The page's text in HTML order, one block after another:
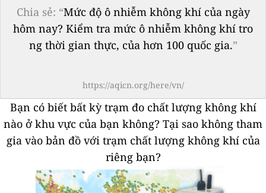
Chia sẻ: “Mức độ ô nhiễm không khí của ngày
hôm nay? Kiểm tra mức ô nhiễm không khí tro
ng thời gian thực, của hơn 100 quốc gia.”
https://aqicn.org/here/vn/
Bạn có biết bất kỳ trạm đo chất lượng không khí
nào ở khu vực của bạn không? Tại sao không tham
gia vào bản đồ với trạm chất lượng không khí của
riêng bạn?